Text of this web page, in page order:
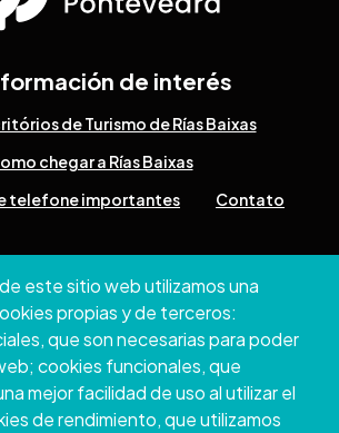
este sitio web utilizamos una
propias y de terceros:
que son necesarias para poder
cookies funcionales, que
mejor facilidad de uso al utilizar el
de rendimiento, que utilizamos
de interés
de Turismo de Rías Baixas
chegar a Rías Baixas
telefone importantes
Contato
Pontevedra
986 804 100 | +34 986 804 124